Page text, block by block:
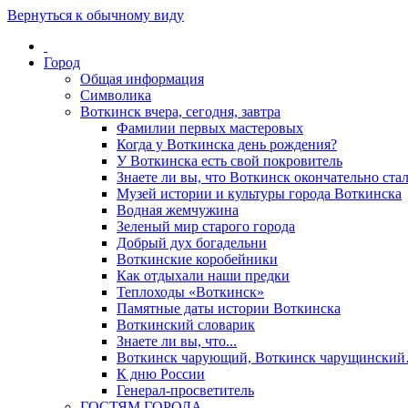
Вернуться к обычному виду
Город
Общая информация
Символика
Воткинск вчера, сегодня, завтра
Фамилии первых мастеровых
Когда у Воткинска день рождения?
У Воткинска есть свой покровитель
Знаете ли вы, что Воткинск окончательно
Музей истории и культуры города Воткинска
Водная жемчужина
Зеленый мир старого города
Добрый дух богадельни
Воткинские коробейники
Как отдыхали наши предки
Теплоходы «Воткинск»
Памятные даты истории Воткинска
Воткинский словарик
Знаете ли вы, что...
Воткинск чарующий, Воткинск
К дню России
Генерал-просветитель